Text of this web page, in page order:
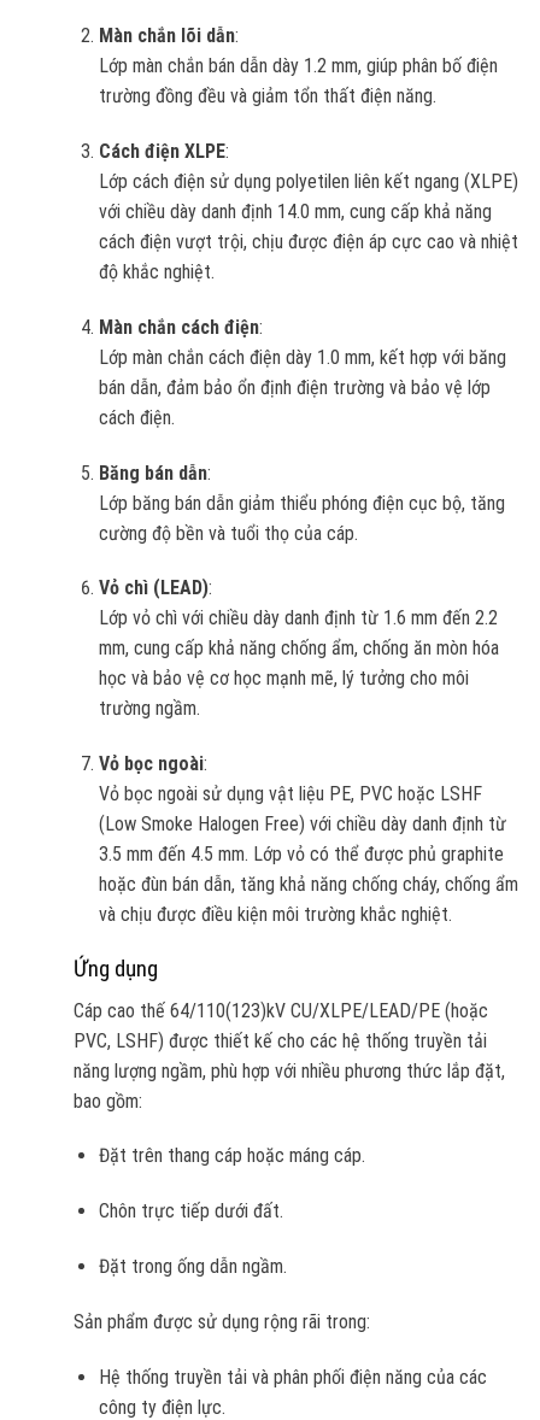
Màn chắn lõi dẫn:
Lớp màn chắn bán dẫn dày 1.2 mm, giúp phân bố điện
trường đồng đều và giảm tổn thất điện năng.
Cách điện XLPE:
Lớp cách điện sử dụng polyetilen liên kết ngang (XLPE)
với chiều dày danh định 14.0 mm, cung cấp khả năng
cách điện vượt trội, chịu được điện áp cực cao và nhiệt
độ khắc nghiệt.
Màn chắn cách điện:
Lớp màn chắn cách điện dày 1.0 mm, kết hợp với băng
bán dẫn, đảm bảo ổn định điện trường và bảo vệ lớp
cách điện.
Băng bán dẫn:
Lớp băng bán dẫn giảm thiểu phóng điện cục bộ, tăng
cường độ bền và tuổi thọ của cáp.
Vỏ chì (LEAD):
Lớp vỏ chì với chiều dày danh định từ 1.6 mm đến 2.2
mm, cung cấp khả năng chống ẩm, chống ăn mòn hóa
học và bảo vệ cơ học mạnh mẽ, lý tưởng cho môi
trường ngầm.
Vỏ bọc ngoài:
Vỏ bọc ngoài sử dụng vật liệu PE, PVC hoặc LSHF
(Low Smoke Halogen Free) với chiều dày danh định từ
3.5 mm đến 4.5 mm. Lớp vỏ có thể được phủ graphite
hoặc đùn bán dẫn, tăng khả năng chống cháy, chống ẩm
và chịu được điều kiện môi trường khắc nghiệt.
Ứng dụng
Cáp cao thế 64/110(123)kV CU/XLPE/LEAD/PE (hoặc
PVC, LSHF) được thiết kế cho các hệ thống truyền tải
năng lượng ngầm, phù hợp với nhiều phương thức lắp đặt,
bao gồm:
Đặt trên thang cáp hoặc máng cáp.
Chôn trực tiếp dưới đất.
Đặt trong ống dẫn ngầm.
Sản phẩm được sử dụng rộng rãi trong:
Hệ thống truyền tải và phân phối điện năng của các
công ty điện lực.